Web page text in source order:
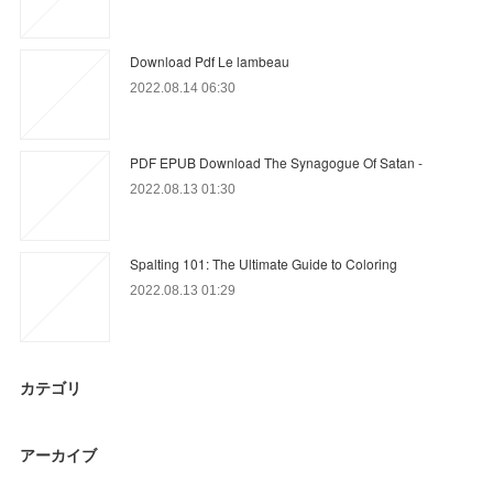
Download Pdf Le lambeau
2022.08.14 06:30
PDF EPUB Download The Synagogue Of Satan -
2022.08.13 01:30
Spalting 101: The Ultimate Guide to Coloring
2022.08.13 01:29
カテゴリ
アーカイブ